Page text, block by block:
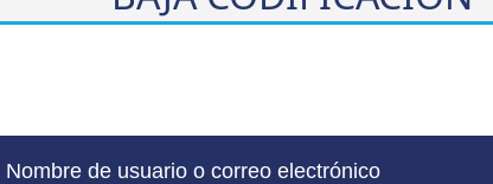
Nombre de usuario o correo electrónico